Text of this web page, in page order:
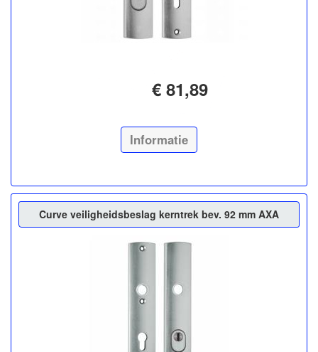
€ 81,89
Informatie
Curve veiligheidsbeslag kerntrek bev. 92 mm AXA